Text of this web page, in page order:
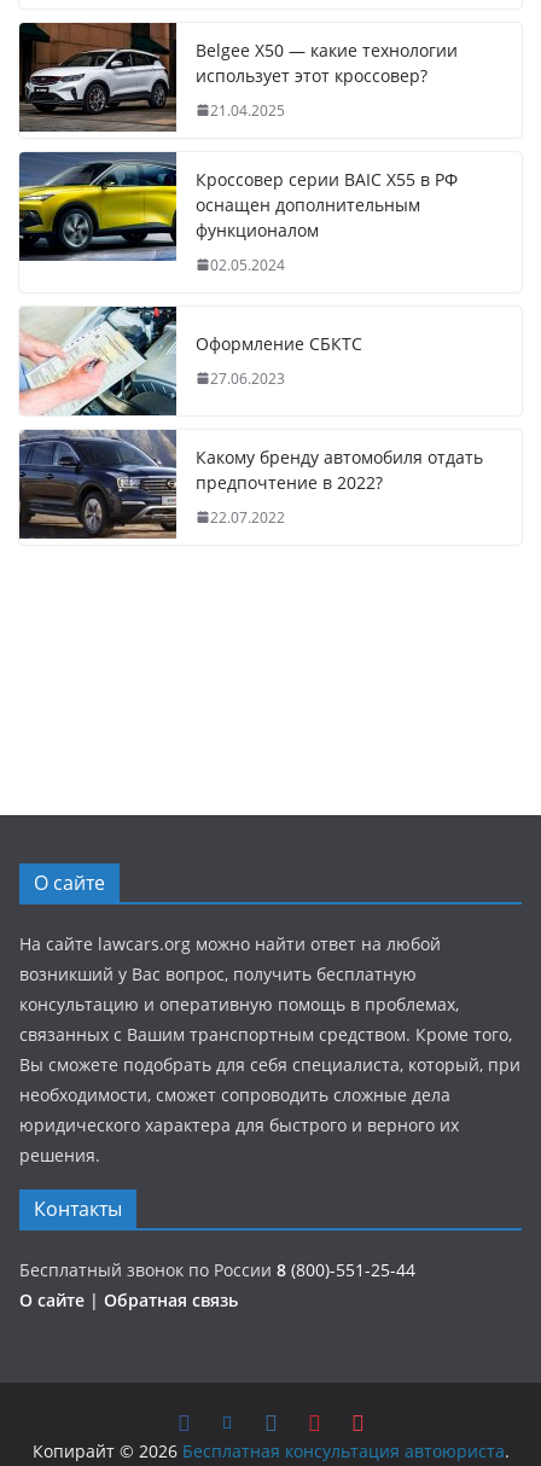
Belgee X50 — какие технологии
использует этот кроссовер?
21.04.2025
Кроссовер серии BAIC X55 в РФ
оснащен дополнительным
функционалом
02.05.2024
Оформление СБКТС
27.06.2023
Какому бренду автомобиля отдать
предпочтение в 2022?
22.07.2022
О сайте
На сайте lawcars.org можно найти ответ на любой
возникший у Вас вопрос, получить бесплатную
консультацию и оперативную помощь в проблемах,
связанных с Вашим транспортным средством. Кроме того,
Вы сможете подобрать для себя специалиста, который, при
необходимости, сможет сопроводить сложные дела
юридического характера для быстрого и верного их
решения.
Контакты
Бесплатный звонок по России 8 (800)-551-25-44
О сайте | Обратная связь
Копирайт © 2026 Бесплатная консультация автоюриста.